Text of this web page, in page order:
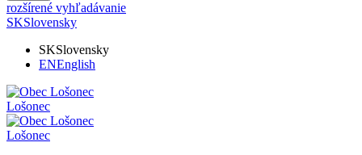
rozšírené vyhľadávanie
SKSlovensky
SKSlovensky
ENEnglish
Lošonec
Lošonec